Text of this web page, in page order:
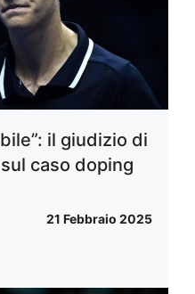
il giudizio di
caso doping
21 Febbraio 2025